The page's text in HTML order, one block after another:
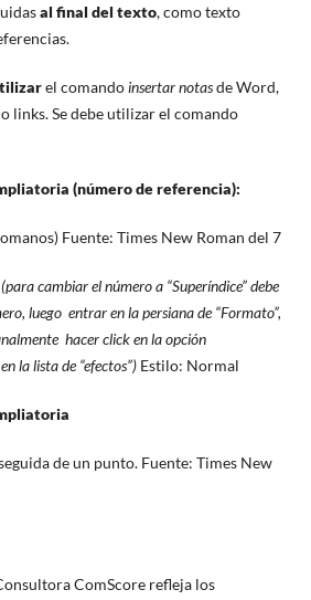
al final del texto, como texto
el comandoinsertar notasde Word,
links. Se debe utilizar el comando
(número de referencia):
Fuente: Times New Roman del 7
(para cambiar el número a “Superíndice” debe
luego entrar en la persiana de “Formato”,
hacer click en la opción
la lista de “efectos”) Estilo: Normal
de un punto. Fuente: Times New
ComScore refleja los